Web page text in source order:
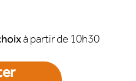
à partir de 10h30